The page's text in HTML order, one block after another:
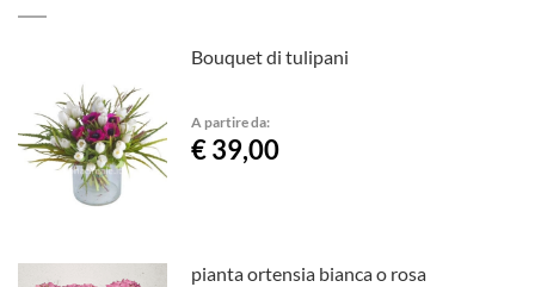
Bouquet di tulipani
A partire da:
€ 39,00
pianta ortensia bianca o rosa